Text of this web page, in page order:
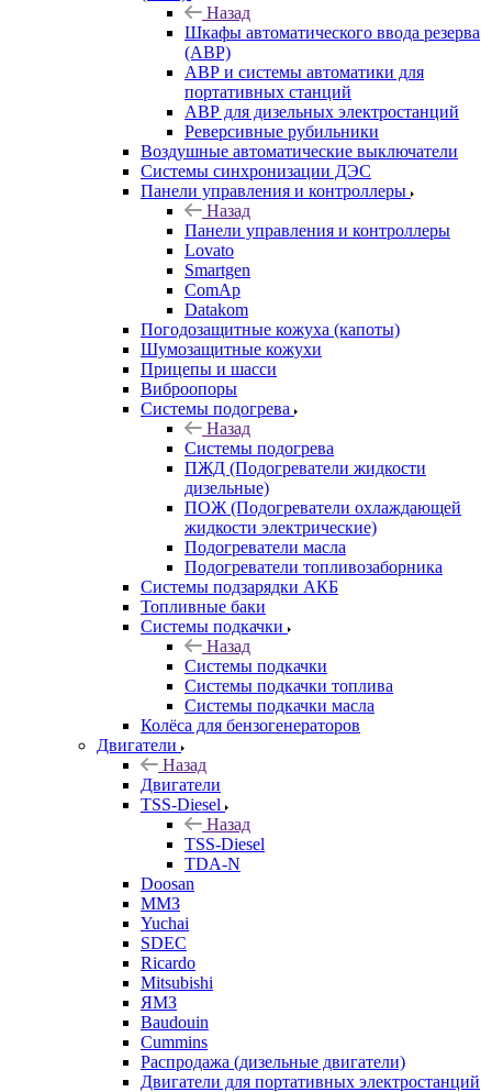
Назад
Шкафы автоматического ввода резерва
(АВР)
АВР и системы автоматики для
портативных станций
АВР для дизельных электростанций
Реверсивные рубильники
Воздушные автоматические выключатели
Системы синхронизации ДЭС
Панели управления и контроллеры
Назад
Панели управления и контроллеры
Lovato
Smartgen
ComAp
Datakom
Погодозащитные кожуха (капоты)
Шумозащитные кожухи
Прицепы и шасси
Виброопоры
Системы подогрева
Назад
Системы подогрева
ПЖД (Подогреватели жидкости
дизельные)
ПОЖ (Подогреватели охлаждающей
жидкости электрические)
Подогреватели масла
Подогреватели топливозаборника
Системы подзарядки АКБ
Топливные баки
Системы подкачки
Назад
Системы подкачки
Системы подкачки топлива
Системы подкачки масла
Колёса для бензогенераторов
Двигатели
Назад
Двигатели
TSS-Diesel
Назад
TSS-Diesel
TDA-N
Doosan
ММЗ
Yuchai
SDEC
Ricardo
Mitsubishi
ЯМЗ
Baudouin
Cummins
Распродажа (дизельные двигатели)
Двигатели для портативных электростанций